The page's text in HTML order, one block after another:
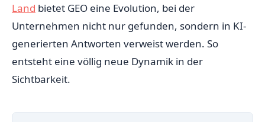
Land bietet GEO eine Evolution, bei der
Unternehmen nicht nur gefunden, sondern in KI-
generierten Antworten verweist werden. So
entsteht eine völlig neue Dynamik in der
Sichtbarkeit.